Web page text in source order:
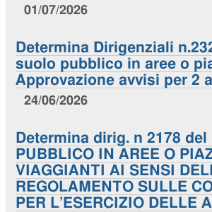
01/07/2026
Determina Dirigenziali
suolo pubblico in aree o
Approvazione avvisi per 2
24/06/2026
Determina dirig. n 2178 del
PUBBLICO IN AREE O
VIAGGIANTI AI SENSI
REGOLAMENTO SULLE
PER L’ESERCIZIO DELLE